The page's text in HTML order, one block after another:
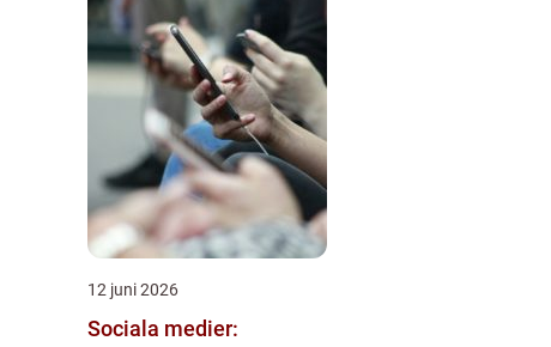
12 juni 2026
Sociala medier: